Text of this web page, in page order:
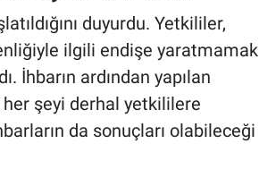
duyurdu. Yetkililer,
ilgili endişe yaratmamak
İhbarın ardından yapılan
şeyi derhal yetkililere
da sonuçları olabileceği